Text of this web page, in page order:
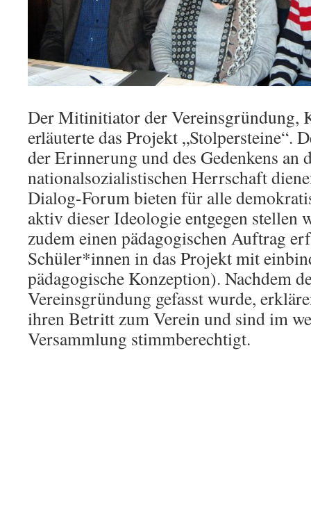
Der Mitinitiator der Vereinsgründung,
erläuterte das Projekt „Stolpersteine“.
der Erinnerung und des Gedenkens an
nationalsozialistischen Herrschaft
Dialog-Forum bieten für alle
aktiv dieser Ideologie entgegen stellen
zudem einen pädagogischen Auftrag
Schüler*innen in das Projekt mit
pädagogische Konzeption). Nachdem
Vereinsgründung gefasst wurde,
ihren Betritt zum Verein und sind im
Versammlung stimmberechtigt.